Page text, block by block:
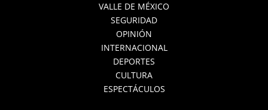
VALLE DE MÉXICO
SEGURIDAD
OPINIÓN
INTERNACIONAL
DEPORTES
CULTURA
ESPECTÁCULOS